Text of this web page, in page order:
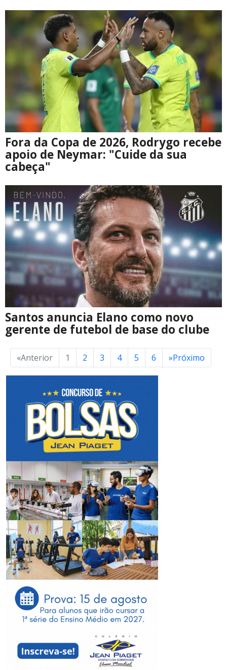
Fora da Copa de 2026, Rodrygo recebe
apoio de Neymar: "Cuide da sua
cabeça"
Santos anuncia Elano como novo
gerente de futebol de base do clube
«Anterior 1 2 3 4 5 6 »Próximo